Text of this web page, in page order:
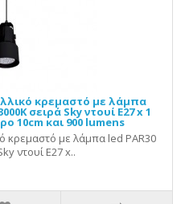
κρεμαστό με λάμπα
σειρά Sky ντουί Ε27 x 1
10cm και 900 lumens
κρεμαστό με λάμπα led PAR30
ντουί Ε27 x..